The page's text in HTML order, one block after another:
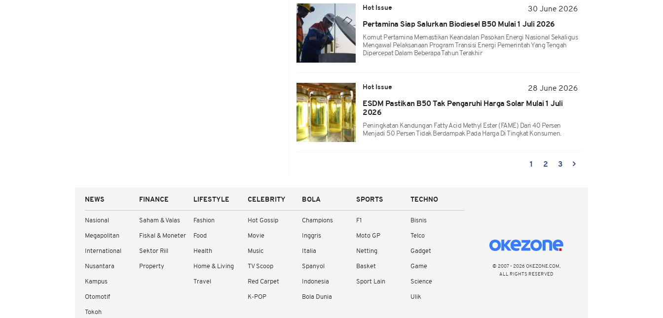
Hot Issue
30 June 2026
Pertamina Siap Salurkan Biodiesel B50 Mulai 1 Juli 2026
Komut Pertamina Memastikan Keandalan Pasokan Energi Nasional Sekaligus
Mengawal Pelaksanaan Program Transisi Energi Pemerintah Yang Tengah
Dipercepat Dalam Beberapa Tahun Terakhir
Hot Issue
28 June 2026
ESDM Pastikan B50 Tak Pengaruhi Harga Solar Mulai 1 Juli
2026
Peningkatan Kandungan Fatty Acid Methyl Ester (FAME) Dari 40 Persen
Menjadi 50 Persen Tidak Berdampak Pada Harga Di Tingkat Konsumen.
1 2 3
NEWS
Nasional
Megapolitan
International
Nusantara
Kampus
Otomotif
Tokoh
FINANCE
Saham & Valas
Fiskal & Moneter
Sektor Riil
Property
LIFESTYLE
Fashion
Food
Health
Home & Living
Travel
CELEBRITY
Hot Gossip
Movie
Music
TV Scoop
Red Carpet
K-POP
BOLA
Champions
Inggris
Italia
Spanyol
Indonesia
Bola Dunia
SPORTS
F1
Moto GP
Netting
Basket
Sport Lain
TECHNO
Bisnis
Telco
Gadget
Game
Science
Ulik
© 2007 - 2026 OKEZONE.COM,
ALL RIGHTS RESERVED